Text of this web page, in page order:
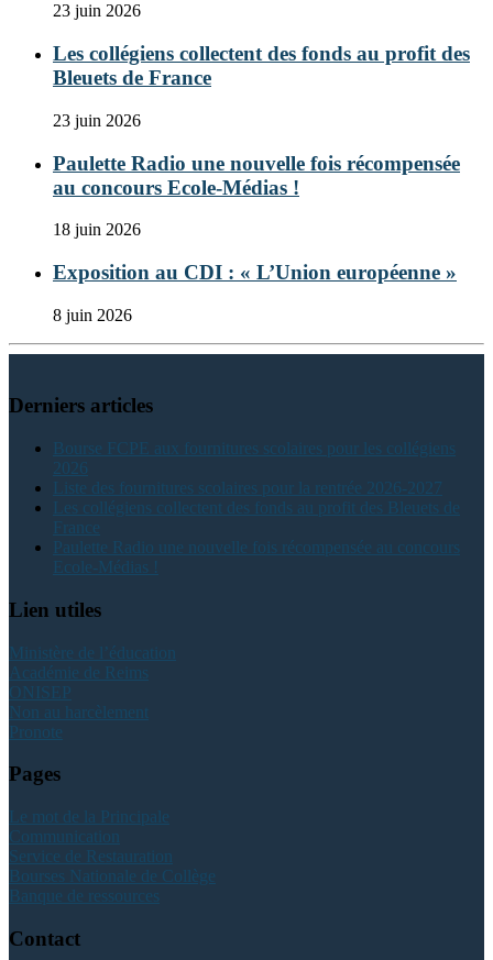
23 juin 2026
Les collégiens collectent des fonds au profit des
Bleuets de France
23 juin 2026
Paulette Radio une nouvelle fois récompensée
au concours Ecole-Médias !
18 juin 2026
Exposition au CDI : « L’Union européenne »
8 juin 2026
Derniers articles
Bourse FCPE aux fournitures scolaires pour les collégiens
2026
Liste des fournitures scolaires pour la rentrée 2026-2027
Les collégiens collectent des fonds au profit des Bleuets de
France
Paulette Radio une nouvelle fois récompensée au concours
Ecole-Médias !
Lien utiles
Ministère de l’éducation
Académie de Reims
ONISEP
Non au harcèlement
Pronote
Pages
Le mot de la Principale
Communication
Service de Restauration
Bourses Nationale de Collège
Banque de ressources
Contact